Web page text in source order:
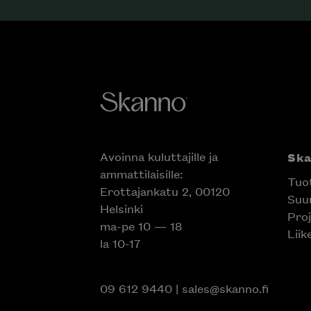
Avoinna kuluttajille ja
ammattilaisille:
Erottajankatu 2, 00120
Helsinki
ma-pe 10 — 18
la 10-17
09 612 9440| sales@skanno.fi